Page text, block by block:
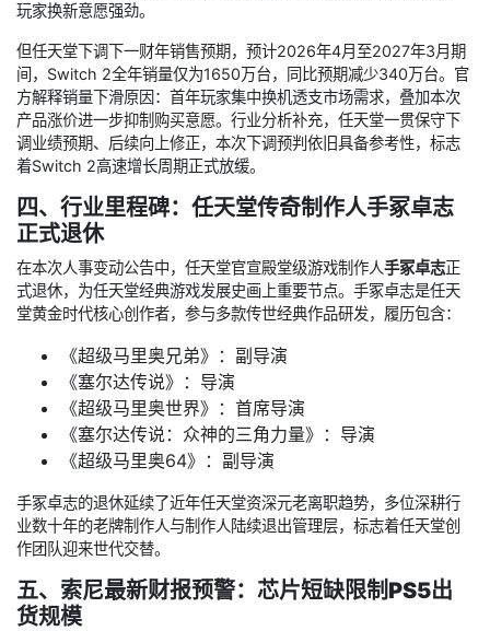
玩家换新意愿强劲。
但任天堂下调下一财年销售预期，预计2026年4月至2027年3月期
间，Switch 2全年销量仅为1650万台，同比预期减少340万台。官
方解释销量下滑原因：首年玩家集中换机透支市场需求，叠加本次
产品涨价进一步抑制购买意愿。行业分析补充，任天堂一贯保守下
调业绩预期、后续向上修正，本次下调预判依旧具备参考性，标志
着Switch 2高速增长周期正式放缓。
四、行业里程碑：任天堂传奇制作人手冢卓志
正式退休
在本次人事变动公告中，任天堂官宣殿堂级游戏制作人手冢卓志正
式退休，为任天堂经典游戏发展史画上重要节点。手冢卓志是任天
堂黄金时代核心创作者，参与多款传世经典作品研发，履历包含：
《超级马里奥兄弟》：副导演
《塞尔达传说》：导演
《超级马里奥世界》：首席导演
《塞尔达传说：众神的三角力量》：导演
《超级马里奥64》：副导演
手冢卓志的退休延续了近年任天堂资深元老离职趋势，多位深耕行
业数十年的老牌制作人与制作人陆续退出管理层，标志着任天堂创
作团队迎来世代交替。
五、索尼最新财报预警：芯片短缺限制PS5出
货规模